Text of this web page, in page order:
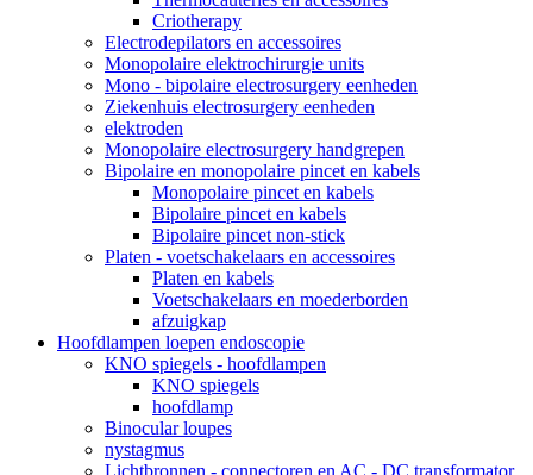
Criotherapy
Electrodepilators en accessoires
Monopolaire elektrochirurgie units
Mono - bipolaire electrosurgery eenheden
Ziekenhuis electrosurgery eenheden
elektroden
Monopolaire electrosurgery handgrepen
Bipolaire en monopolaire pincet en kabels
Monopolaire pincet en kabels
Bipolaire pincet en kabels
Bipolaire pincet non-stick
Platen - voetschakelaars en accessoires
Platen en kabels
Voetschakelaars en moederborden
afzuigkap
Hoofdlampen loepen endoscopie
KNO spiegels - hoofdlampen
KNO spiegels
hoofdlamp
Binocular loupes
nystagmus
Lichtbronnen - connectoren en AC - DC transformator